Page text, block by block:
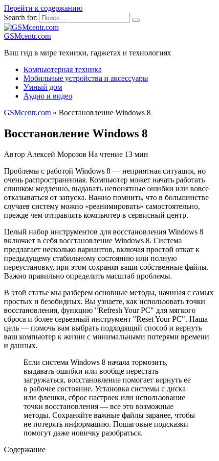
Перейти к содержанию
Search for:
GSMcentr.com
Ваш гид в мире техники, гаджетах и технологиях
Компьютерная техника
Мобильные устройства и аксессуары
Умный дом
Аудио и видео
GSMcentr.com » Восстановление Windows 8
Восстановление Windows 8
Автор Алексей Морозов На чтение 13 мин
Проблемы с работой Windows 8 — неприятная ситуация, но
очень распространенная. Компьютер может начать работать
слишком медленно, выдавать непонятные ошибки или вовсе
отказываться от запуска. Важно помнить, что в большинстве
случаев систему можно «реанимировать» самостоятельно,
прежде чем отправлять компьютер в сервисный центр.
Целый набор инструментов для восстановления Windows 8
включает в себя восстановление Windows 8. Система
предлагает несколько вариантов, включая простой откат к
предыдущему стабильному состоянию или полную
переустановку, при этом сохраняя ваши собственные файлы.
Важно правильно определить масштаб проблемы.
В этой статье мы разберем основные методы, начиная с самых
простых и безобидных. Вы узнаете, как использовать точки
восстановления, функцию "Refresh Your PC" для мягкого
сброса и более серьезный инструмент "Reset Your PC". Наша
цель — помочь вам выбрать подходящий способ и вернуть
ваш компьютер к жизни с минимальными потерями времени
и данных.
Если система Windows 8 начала тормозить,
выдавать ошибки или вообще перестать
загружаться, восстановление помогает вернуть ее
в рабочее состояние. Установка системы с диска
или флешки, сброс настроек или использование
точки восстановления — все это возможные
методы. Сохраняйте важные файлы заранее, чтобы
не потерять информацию. Пошаговые подсказки
помогут даже новичку разобраться.
Содержание